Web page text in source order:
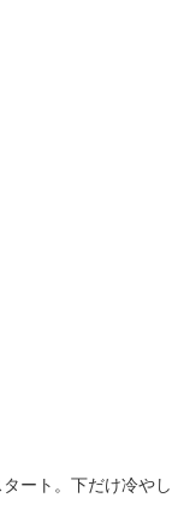
ート。下だけ冷やし